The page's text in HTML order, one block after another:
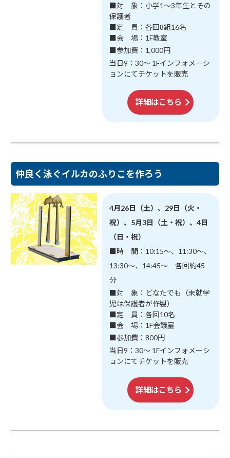
■対 象：小学1～3年生とその
保護者
■定 員：各回8組16名
■会 場：1F教室
■参加費：1,000円
当日9：30～ 1Fインフォメーシ
ョンにてチケットを販売
詳細はこちら
仲良く泳ぐイルカのふりこを作ろう
4月26日（土）、29日（火・
祝）、5月3日（土・祝）、4日
（日・祝）
■時 間：10:15～、11:30～、
13:30～、14:45～ 各回約45
分
■対 象：どなたでも（未就学
児は保護者が作製）
■定 員：各回10名
■会 場：1F会議室
■参加費：800円
当日9：30～ 1Fインフォメーシ
ョンにてチケットを販売
詳細はこちら